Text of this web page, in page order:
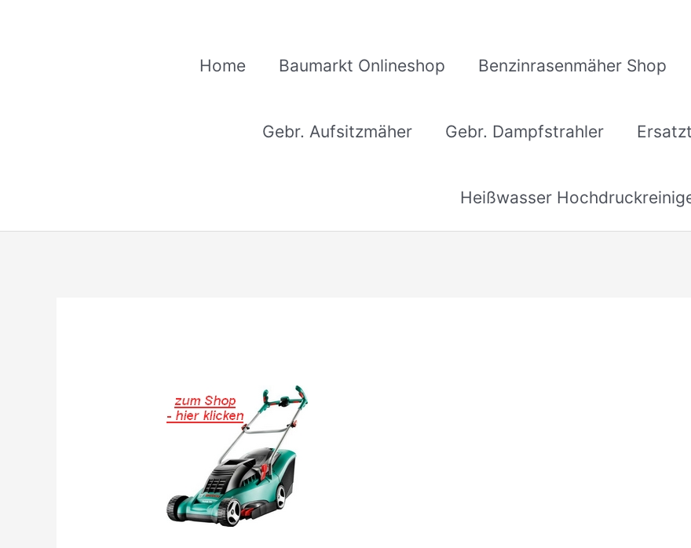
Home Baumarkt Onlineshop Benzinrasenmäher Shop
Gebr. Aufsitzmäher Gebr. Dampfstrahler
Heißwasser